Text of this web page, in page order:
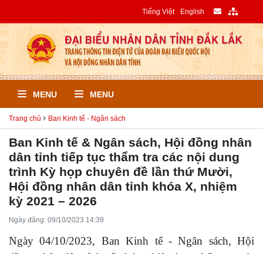
Tiếng Việt English
MENU MENU
Trang chủ Ban Kinh tế - Ngân sách
Ban Kinh tế & Ngân sách, Hội đồng nhân
dân tỉnh tiếp tục thẩm tra các nội dung
trình Kỳ họp chuyên đề lần thứ Mười,
Hội đồng nhân dân tỉnh khóa X, nhiệm
kỳ 2021 – 2026
Ngày đăng: 09/10/2023 14:39
Ngày 04/10/2023, Ban Kinh tế - Ngân sách, Hội